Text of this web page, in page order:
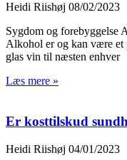
Heidi Riishøj 08/02/2023
Sygdom og forebyggelse
Alkohol er og kan være et
glas vin til næsten enhver
Læs mere »
Er kosttilskud
Heidi Riishøj 04/01/2023